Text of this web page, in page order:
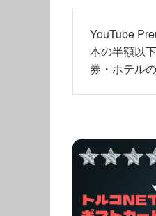
YouTube
本の半額以
券・ホテル